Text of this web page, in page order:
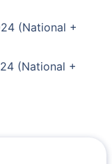
(National +
(National +